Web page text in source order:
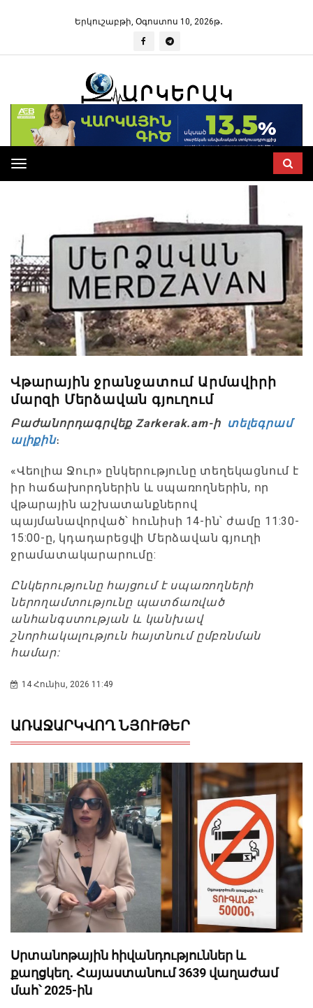
Երկուշաբթի, Օգոստոս 10, 2026թ․
Toggle
navigation
Վթարային ջրանջատում Արմավիրի
մարզի Մերձավան գյուղում
Բաժանորդագրվեք Zarkerak.am-ի տելեգրամ
ալիքին։
«Վեոլիա Ջուր» ընկերությունը տեղեկացնում է
իր հաճախորդներին և սպառողներին, որ
վթարային աշխատանքներով
պայմանավորված՝ հունիսի 14-ին՝ ժամը 11:30-
15:00-ը, կդադարեցվի Մերձավան գյուղի
ջրամատակարարումը:
Ընկերությունը հայցում է սպառողների
ներողամտությունը պատճառված
անհանգստության և կանխավ
շնորհակալություն հայտնում ըմբռնման
համար:
14 Հունիս, 2026 11:49
ԱՌԱՋԱՐԿՎՈՂ ՆՅՈՒԹԵՐ
Սրտանոթային հիվանդություններ և
քաղցկեղ․ Հայաստանում 3639 վաղաժամ
մահ՝ 2025-ին